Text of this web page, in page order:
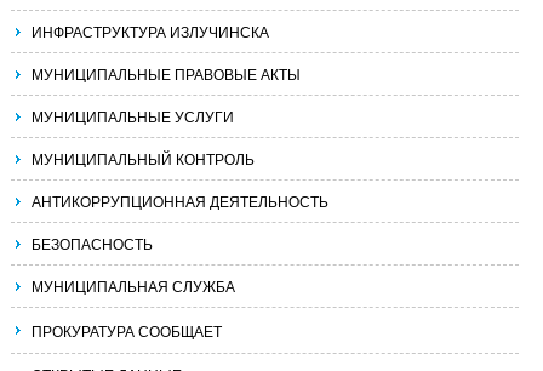
ИНФРАСТРУКТУРА ИЗЛУЧИНСКА
МУНИЦИПАЛЬНЫЕ ПРАВОВЫЕ АКТЫ
МУНИЦИПАЛЬНЫЕ УСЛУГИ
МУНИЦИПАЛЬНЫЙ КОНТРОЛЬ
АНТИКОРРУПЦИОННАЯ ДЕЯТЕЛЬНОСТЬ
БЕЗОПАСНОСТЬ
МУНИЦИПАЛЬНАЯ СЛУЖБА
ПРОКУРАТУРА СООБЩАЕТ